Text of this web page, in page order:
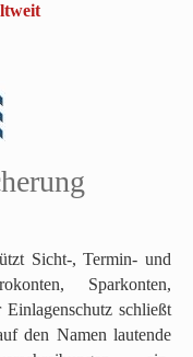
Sicht-, Termin- und
Sparkonten,
Einlagenschutz schließt
den Namen lautende